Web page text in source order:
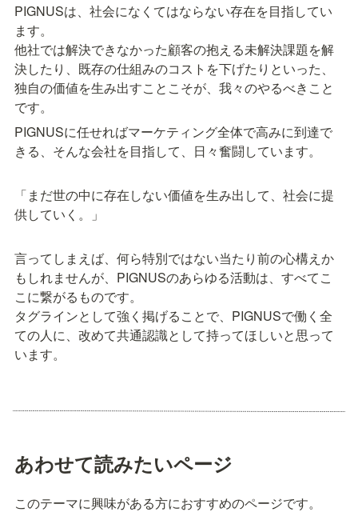
PIGNUSは、社会になくてはならない存在を目指してい
ます。
他社では解決できなかった顧客の抱える未解決課題を解
決したり、既存の仕組みのコストを下げたりといった、
独自の価値を生み出すことこそが、我々のやるべきこと
です。
PIGNUSに任せればマーケティング全体で高みに到達で
きる、そんな会社を目指して、日々奮闘しています。
「まだ世の中に存在しない価値を生み出して、社会に提
供していく。」
言ってしまえば、何ら特別ではない当たり前の心構えか
もしれませんが、PIGNUSのあらゆる活動は、すべてこ
こに繋がるものです。
タグラインとして強く掲げることで、PIGNUSで働く全
ての人に、改めて共通認識として持ってほしいと思って
います。
あわせて読みたいページ
このテーマに興味がある方におすすめのページです。